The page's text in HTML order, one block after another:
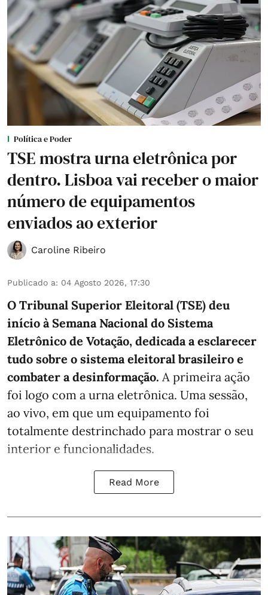
Política e Poder
TSE mostra urna eletrônica por
dentro. Lisboa vai receber o maior
número de equipamentos
enviados ao exterior
Caroline Ribeiro
Publicado a: 04 Agosto 2026, 17:30
O Tribunal Superior Eleitoral (TSE) deu
início à Semana Nacional do Sistema
Eletrônico de Votação, dedicada a esclarecer
tudo sobre o sistema eleitoral brasileiro e
combater a desinformação. A primeira ação
foi logo com a urna eletrônica. Uma sessão,
ao vivo, em que um equipamento foi
totalmente destrinchado para mostrar o seu
interior e funcionalidades.
Read More